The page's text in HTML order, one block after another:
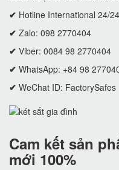
✔ Hotline International 24/
✔ Zalo: 098 2770404
✔ Viber: 0084 98 2770404
✔ WhatsApp: +84 98
✔ WeChat ID: FactorySafes
Cam kết sản
mới 100%